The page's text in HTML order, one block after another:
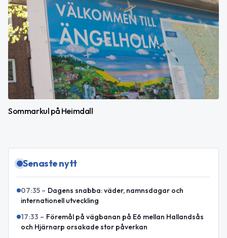
Sommarkul på Heimdall
Senaste nytt
07:35 – Dagens snabba: väder, namnsdagar och
internationell utveckling
17:33 – Föremål på vägbanan på E6 mellan Hallandsås
och Hjärnarp orsakade stor påverkan